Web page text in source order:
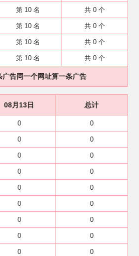
第 10 名 共 0 个
第 10 名 共 0 个
第 10 名 共 0 个
第 10 名 共 0 个
广告同一个网址算一条广告
08月13日 总计
0 0
0 0
0 0
0 0
0 0
0 0
0 0
0 0
0 0